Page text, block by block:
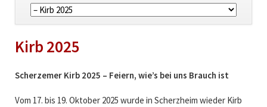
Navigation
überspringen
Kirb 2025
Scherzemer Kirb 2025 – Feiern, wie’s bei uns Brauch ist
Vom 17. bis 19. Oktober 2025 wurde in Scherzheim wieder Kirb